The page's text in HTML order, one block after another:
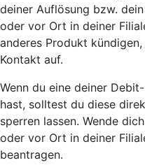
deiner Auflösung bzw.
oder vor Ort in deiner
anderes Produkt
Kontakt auf.
Wenn du eine deiner
hast, solltest du diese
sperren lassen. Wende
oder vor Ort in deiner
beantragen.